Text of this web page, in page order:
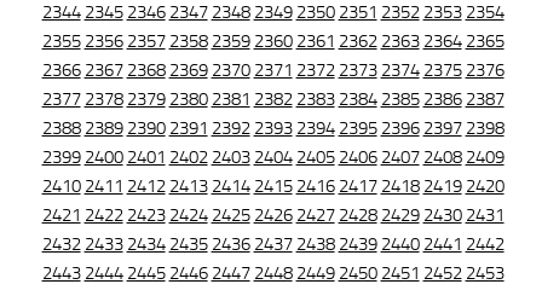
2344 2345 2346 2347 2348 2349 2350 2351 2352 2353 2354
2355 2356 2357 2358 2359 2360 2361 2362 2363 2364 2365
2366 2367 2368 2369 2370 2371 2372 2373 2374 2375 2376
2377 2378 2379 2380 2381 2382 2383 2384 2385 2386 2387
2388 2389 2390 2391 2392 2393 2394 2395 2396 2397 2398
2399 2400 2401 2402 2403 2404 2405 2406 2407 2408 2409
2410 2411 2412 2413 2414 2415 2416 2417 2418 2419 2420
2421 2422 2423 2424 2425 2426 2427 2428 2429 2430 2431
2432 2433 2434 2435 2436 2437 2438 2439 2440 2441 2442
2443 2444 2445 2446 2447 2448 2449 2450 2451 2452 2453